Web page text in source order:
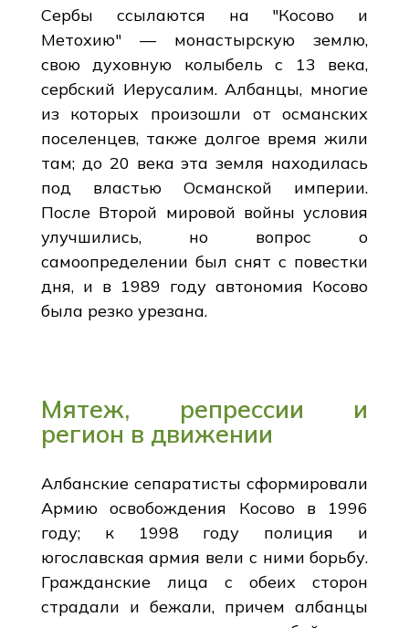
Сербы ссылаются на "Косово и
Метохию" — монастырскую землю,
свою духовную колыбель с 13 века,
сербский Иерусалим. Албанцы, многие
из которых произошли от османских
поселенцев, также долгое время жили
там; до 20 века эта земля находилась
под властью Османской империи.
После Второй мировой войны условия
улучшились, но вопрос о
самоопределении был снят с повестки
дня, и в 1989 году автономия Косово
была резко урезана.
Мятеж, репрессии и
регион в движении
Албанские сепаратисты сформировали
Армию освобождения Косово в 1996
году; к 1998 году полиция и
югославская армия вели с ними борьбу.
Гражданские лица с обеих сторон
страдали и бежали, причем албанцы